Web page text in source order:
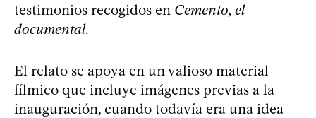
testimonios recogidos en Cemento, el
documental.
El relato se apoya en un valioso material
fílmico que incluye imágenes previas a la
inauguración, cuando todavía era una idea